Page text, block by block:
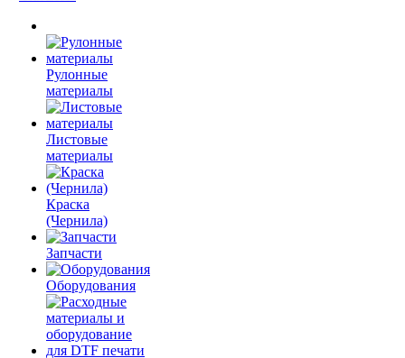
Рулонные
материалы
Листовые
материалы
Краска
(Чернила)
Запчасти
Оборудования